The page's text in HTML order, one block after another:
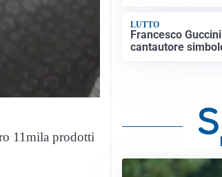
11mila prodotti
LUTTO
Francesco
cantautore